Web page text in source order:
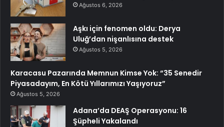
Ağustos 6, 2026
Aşkı için fenomen oldu: Derya
Uluğ’dan nişanlısına destek
Ağustos 5, 2026
Karacasu Pazarında Memnun Kimse Yok: “35 Senedir
Piyasadayım, En Kötü Yıllarımızı Yaşıyoruz”
Ağustos 5, 2026
Adana’da DEAŞ Operasyonu: 16
Şüpheli Yakalandı